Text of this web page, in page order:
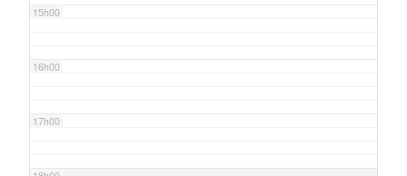
15h00
16h00
17h00